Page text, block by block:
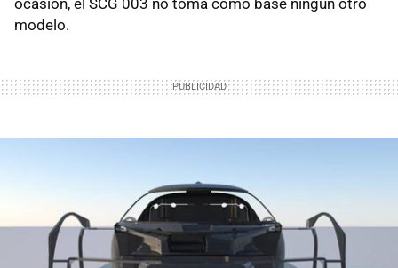
modelo.